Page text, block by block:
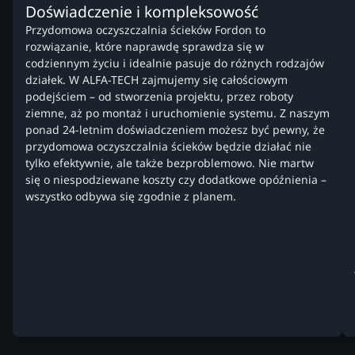
Doświadczenie i kompleksowość
Przydomowa oczyszczalnia ścieków Fordon to
rozwiązanie, które naprawdę sprawdza się w
codziennym życiu i idealnie pasuje do różnych rodzajów
działek. W ALFA-TECH zajmujemy się całościowym
podejściem – od stworzenia projektu, przez roboty
ziemne, aż po montaż i uruchomienie systemu. Z naszym
ponad 24-letnim doświadczeniem możesz być pewny, że
przydomowa oczyszczalnia ścieków będzie działać nie
tylko efektywnie, ale także bezproblemowo. Nie martw
się o niespodziewane koszty czy dodatkowe opóźnienia –
wszystko odbywa się zgodnie z planem.